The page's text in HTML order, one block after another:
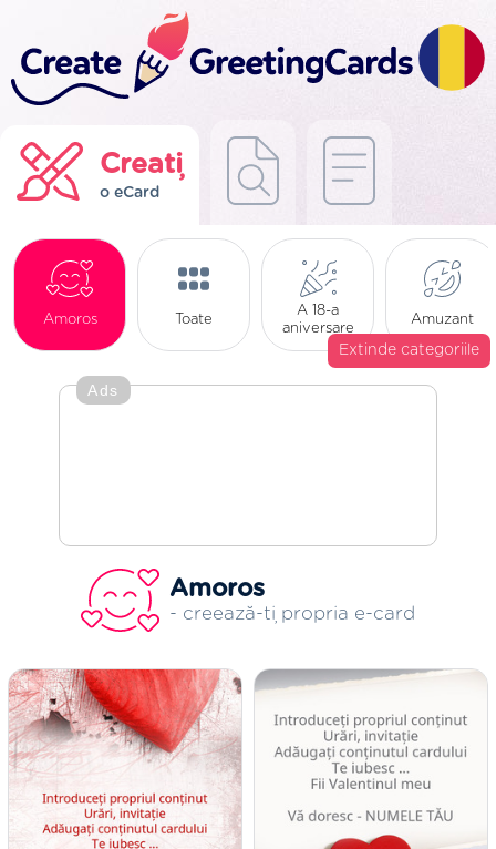
Creați
o eCard
Amoros Toate
A 18-a
aniversare
Amuzant
Extinde categoriile
Ads
Amoros
- creează-ți propria e-card